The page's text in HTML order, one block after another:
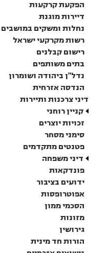
הפקעת קרקעות
דיירות מוגנת
נחלות ומשקים במושבים
רשות מקרקעי ישראל
רישום קבלנים
בתים משותפים
נדל"ן ביהודה ושומרון
הנדסה אזרחית
דיני צרכנות ותיירות
קניין רוחני
זכויות יוצרים
סימני מסחר
פטנטים מתקדמים
דיני משפחה
פונדקאות
ידועים בציבור
אפוטרופסות
הסכמי ממון
מזונות
גירושין
הורות חד מינית